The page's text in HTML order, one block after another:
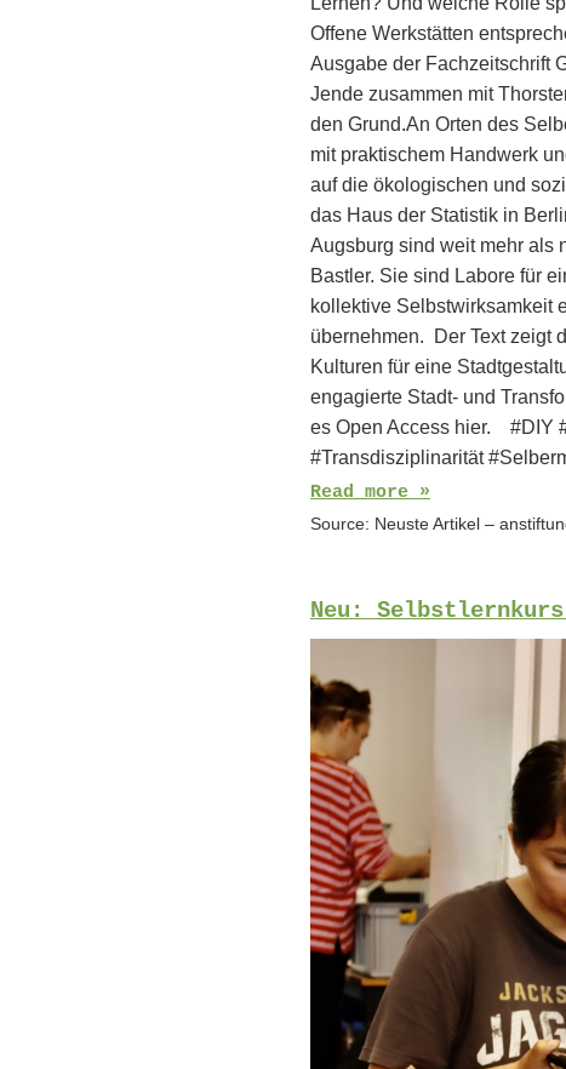
Offene Werkstätten
Ausgabe der Fachzeitschrift
Jende zusammen mit
den Grund.An Orten des
mit praktischem Handwerk
auf die ökologischen und
das Haus der Statistik in
Augsburg sind weit mehr als
Bastler. Sie sind Labore für
kollektive Selbstwirksamkeit
übernehmen. Der Text zeigt
Kulturen für eine
engagierte Stadt- und
es Open Access hier. #DIY
#Transdisziplinarität
Read more »
Source: Neuste Artikel –
Neu: